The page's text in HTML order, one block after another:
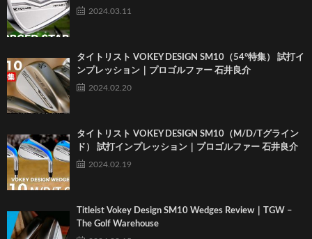
2024.03.11
タイトリスト VOKEY DESIGN SM10（54°特集） 試打イ
ンプレッション｜プロゴルファー 石井良介
2024.02.20
タイトリスト VOKEY DESIGN SM10（M/D/Tグライン
ド） 試打インプレッション｜プロゴルファー 石井良介
2024.02.19
Titleist Vokey Design SM10 Wedges Review｜TGW –
The Golf Warehouse